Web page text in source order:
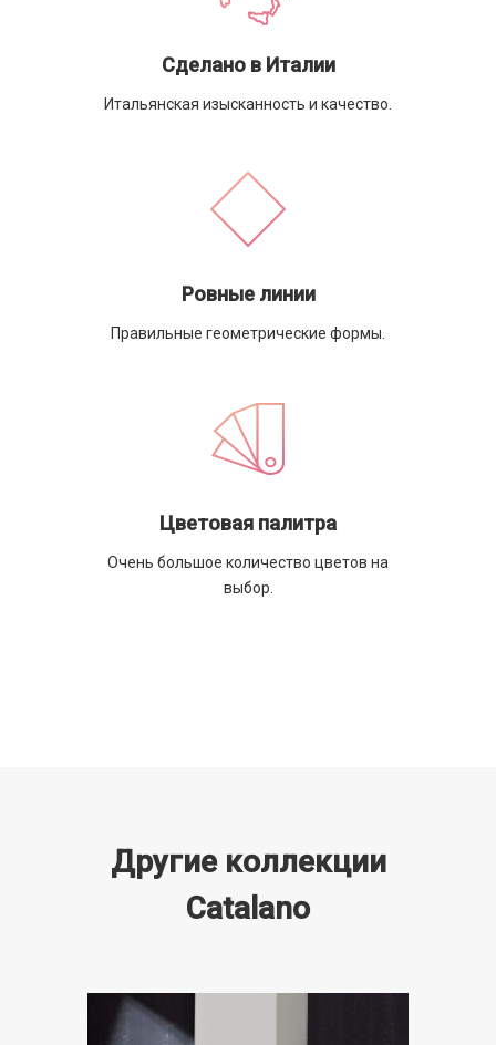
Сделано в Италии
Итальянская изысканность и качество.
Ровные линии
Правильные геометрические формы.
Цветовая палитра
Очень большое количество цветов на
выбор.
Другие коллекции
Catalano